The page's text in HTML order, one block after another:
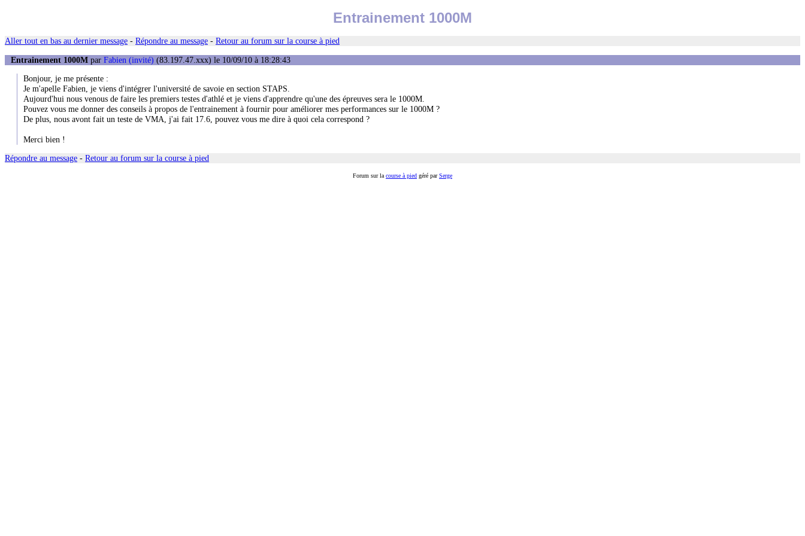
Entrainement 1000M
Aller tout en bas au dernier message - Répondre au message - Retour au forum sur la course à pied
Entrainement 1000M par Fabien (invité) (83.197.47.xxx) le 10/09/10 à 18:28:43
Bonjour, je me présente :
Je m'apelle Fabien, je viens d'intégrer l'université de savoie en section STAPS.
Aujourd'hui nous venous de faire les premiers testes d'athlé et je viens d'apprendre qu'une des épreuves sera le 1000M.
Pouvez vous me donner des conseils à propos de l'entrainement à fournir pour améliorer mes performances sur le 1000M ?
De plus, nous avont fait un teste de VMA, j'ai fait 17.6, pouvez vous me dire à quoi cela correspond ?
Merci bien !
Répondre au message - Retour au forum sur la course à pied
Forum sur la course à pied géré parSerge